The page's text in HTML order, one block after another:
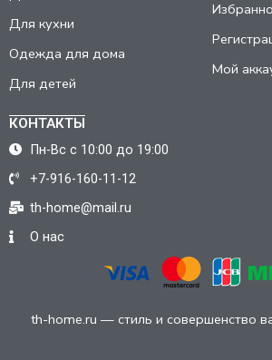
Для кухни
Одежда для дома
Для детей
Мой
КОНТАКТЫ
Пн-Вс с 10:00 до 19:00
+7-916-160-11-12
th-home@mail.ru
О нас
th-home.ru — стиль и совершенство